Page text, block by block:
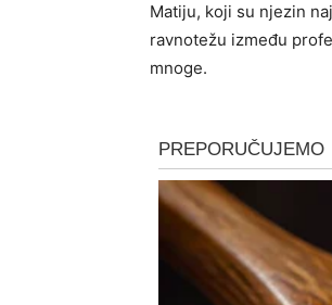
Matiju, koji su njezin
ravnotežu između
mnoge.